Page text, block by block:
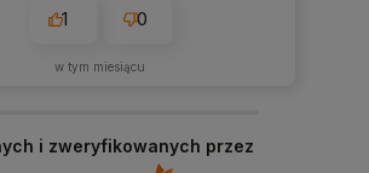
1 0
w tym miesiącu
i zweryfikowanych przez